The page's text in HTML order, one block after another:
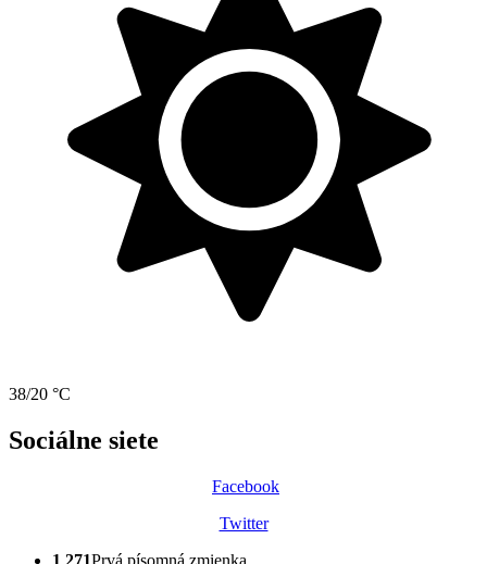
38/20 °C
Sociálne siete
Facebook
Twitter